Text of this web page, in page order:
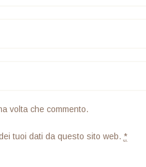
volta che commento.
tuoi dati da questo sito web. *